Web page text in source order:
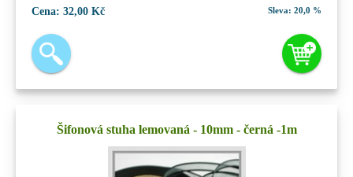
Cena: 32,00 Kč Sleva: 20,0 %
Šifonová stuha lemovaná - 10mm - černá -1m